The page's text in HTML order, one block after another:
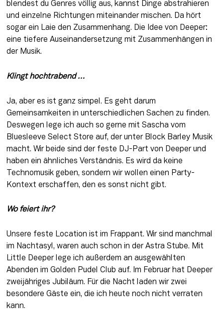
blendest du Genres völlig aus, kannst Dinge abstrahieren
und einzelne Richtungen miteinander mischen. Da hört
sogar ein Laie den Zusammenhang. Die Idee von Deeper:
eine tiefere Auseinandersetzung mit Zusammenhängen in
der Musik.
Klingt hochtrabend …
Ja, aber es ist ganz simpel. Es geht darum
Gemeinsamkeiten in unterschiedlichen Sachen zu finden.
Deswegen lege ich auch so gerne mit Sascha vom
Bluesleeve Select Store auf, der unter Block Barley Musik
macht. Wir beide sind der feste DJ-Part von Deeper und
haben ein ähnliches Verständnis. Es wird da keine
Technomusik geben, sondern wir wollen einen Party-
Kontext erschaffen, den es sonst nicht gibt.
Wo feiert ihr?
Unsere feste Location ist im Frappant. Wir sind manchmal
im Nachtasyl, waren auch schon in der Astra Stube. Mit
Little Deeper lege ich außerdem an ausgewählten
Abenden im Golden Pudel Club auf. Im Februar hat Deeper
zweijähriges Jubiläum. Für die Nacht laden wir zwei
besondere Gäste ein, die ich heute noch nicht verraten
kann.